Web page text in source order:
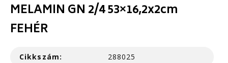
MELAMIN GN 2/4 53×16,2x2cm
FEHÉR
Cikkszám: 288025